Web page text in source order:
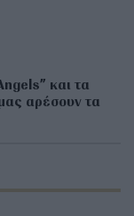
και τα
αρέσουν τα